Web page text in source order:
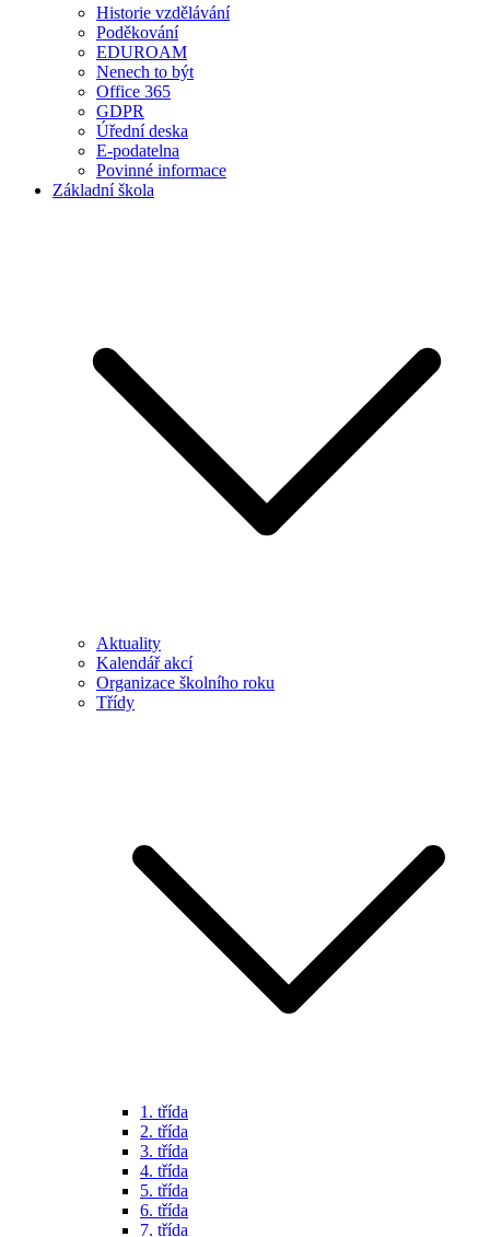
Historie vzdělávání
Poděkování
EDUROAM
Nenech to být
Office 365
GDPR
Úřední deska
E-podatelna
Povinné informace
Základní škola
Aktuality
Kalendář akcí
Organizace školního roku
Třídy
1. třída
2. třída
3. třída
4. třída
5. třída
6. třída
7. třída